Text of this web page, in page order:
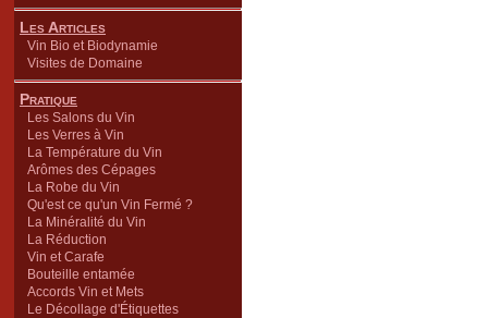
Les Articles
Vin Bio et Biodynamie
Visites de Domaine
Pratique
Les Salons du Vin
Les Verres à Vin
La Température du Vin
Arômes des Cépages
La Robe du Vin
Qu'est ce qu'un Vin Fermé ?
La Minéralité du Vin
La Réduction
Vin et Carafe
Bouteille entamée
Accords Vin et Mets
Le Décollage d'Étiquettes